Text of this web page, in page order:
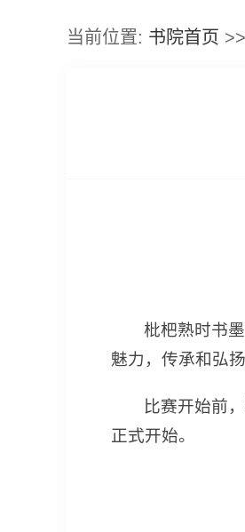
当前位置: 书院首页 >>
枇杷熟时书
魅力，传承和弘
比赛开始前
正式开始。